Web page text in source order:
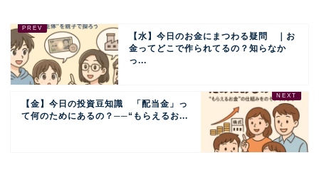
【水】今日のお金にまつわる疑問 ｜お
金ってどこで作られてるの？知らなか
っ...
【金】今日の投資豆知識 「配当金」っ
て何のためにあるの？──“もらえるお...